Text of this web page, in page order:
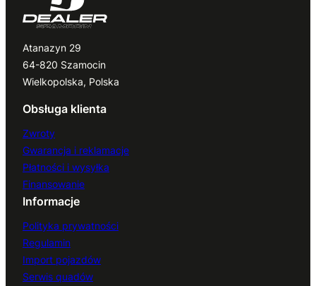
Atanazyn 29
64-820 Szamocin
Wielkopolska, Polska
Obsługa klienta
Zwroty
Gwarancja i reklamacje
Płatności i wysyłka
Finansowanie
Informacje
Polityka prywatności
Regulamin
Import pojazdów
Serwis quadów